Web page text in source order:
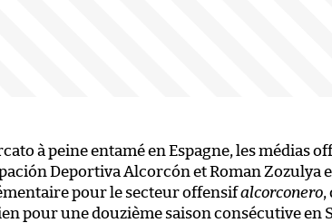
à peine entamé en Espagne, les médias
Deportiva Alcorcón et Roman Zozulya
pour le secteur offensifalcorconero,
pour une douzième saison consécutive en